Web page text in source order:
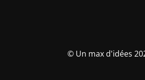
© Un max d'idées